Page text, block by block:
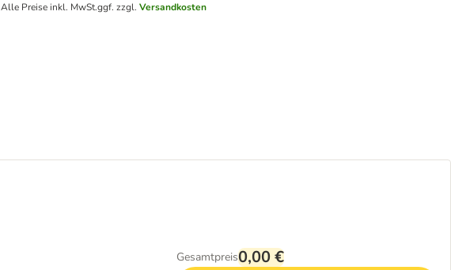
Alle Preise inkl. MwSt.ggf. zzgl.Versandkosten
Gesamtpreis0,00 €